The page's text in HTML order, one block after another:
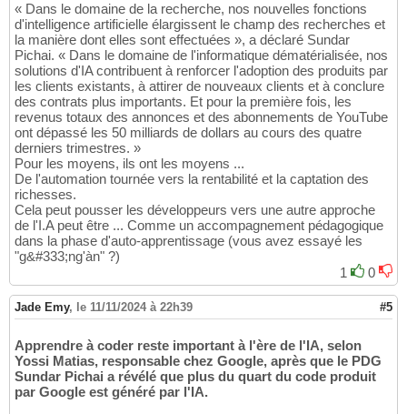
« Dans le domaine de la recherche, nos nouvelles fonctions
d'intelligence artificielle élargissent le champ des recherches et
la manière dont elles sont effectuées », a déclaré Sundar
Pichai. « Dans le domaine de l'informatique dématérialisée, nos
solutions d'IA contribuent à renforcer l'adoption des produits par
les clients existants, à attirer de nouveaux clients et à conclure
des contrats plus importants. Et pour la première fois, les
revenus totaux des annonces et des abonnements de YouTube
ont dépassé les 50 milliards de dollars au cours des quatre
derniers trimestres. »
Pour les moyens, ils ont les moyens ...
De l'automation tournée vers la rentabilité et la captation des
richesses.
Cela peut pousser les développeurs vers une autre approche
de l'I.A peut être ... Comme un accompagnement pédagogique
dans la phase d'auto-apprentissage (vous avez essayé les
"g&#333;ng'àn" ?)
1
0
Jade Emy, le 11/11/2024 à 22h39 #5
Apprendre à coder reste important à l'ère de l'IA, selon
Yossi Matias, responsable chez Google, après que le PDG
Sundar Pichai a révélé que plus du quart du code produit
par Google est généré par l'IA.